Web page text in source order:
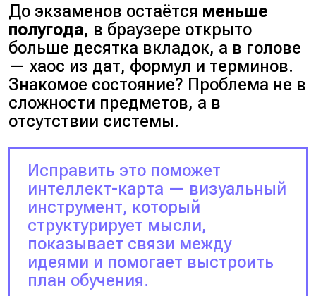
До экзаменов остаётся меньше
полугода, в браузере открыто
больше десятка вкладок, а в голове
— хаос из дат, формул и терминов.
Знакомое состояние? Проблема не в
сложности предметов, а в
отсутствии системы.
Исправить это поможет
интеллект-карта — визуальный
инструмент, который
структурирует мысли,
показывает связи между
идеями и помогает выстроить
план обучения.